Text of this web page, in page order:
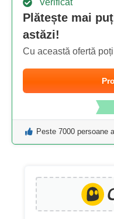
Verificat
Plătește mai
astăzi!
Cu această ofertă
Peste 7000 persoane